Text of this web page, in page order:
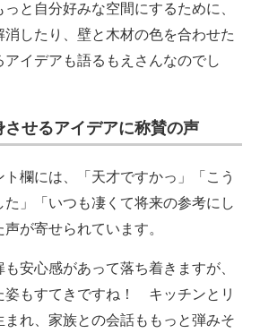
と自分好みな空間にするために、
したり、壁と木材の色を合わせた
アイデアも語るもえさんなのでし
させるアイデアに称賛の声
欄には、「天才ですかっ」「こう
」「いつも凄くて将来の参考にし
が寄せられています。
安心感があって落ち着きますが、
姿もすてきですね！ キッチンとリ
まれ、家族との会話ももっと弾みそ